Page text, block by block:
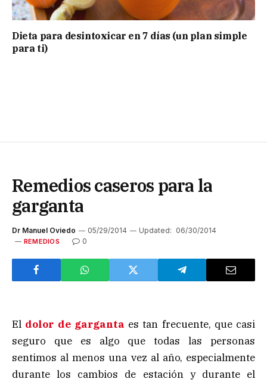
Dieta para desintoxicar en 7 días (un plan simple
para ti)
Remedios caseros para la
garganta
Dr Manuel Oviedo 05/29/2014 Updated: 06/30/2014
REMEDIOS 0
El dolor de garganta es tan frecuente, que casi
seguro que es algo que todas las personas
sentimos al menos una vez al año, especialmente
durante los cambios de estación y durante el